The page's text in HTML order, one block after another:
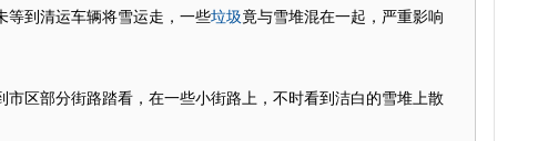
等到清运车辆将雪运走，一些垃圾竟与雪堆混在一起，严重影响
区部分街路踏看，在一些小街路上，不时看到洁白的雪堆上散